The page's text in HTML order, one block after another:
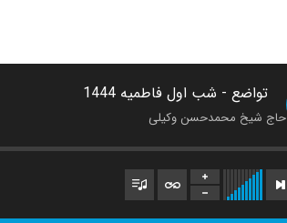
تواضع - شب اول فاطمیه 1444
حاج شیخ محمدحسن وکیلی